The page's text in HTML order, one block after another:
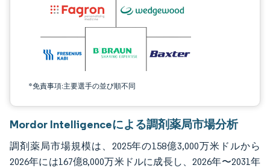
*免責事項:主要選手の並び順不同
Mordor Intelligenceによる調剤薬局市場分析
調剤薬局市場規模は、2025年の158億3,000万米ドルから
2026年には167億8,000万米ドルに成長し、2026年〜2031年